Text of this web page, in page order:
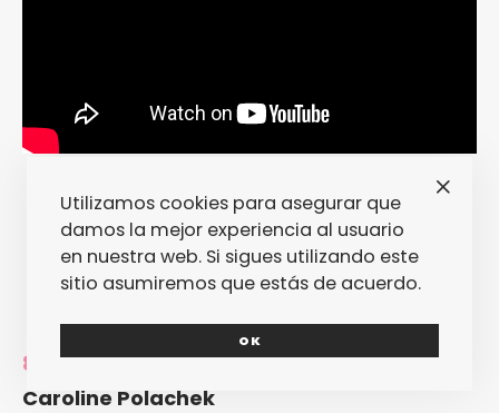
8. So Hot You’re Hurting My Feelings«, de
Caroline Polachek
Utilizamos cookies para asegurar que
damos la mejor experiencia al usuario
en nuestra web. Si sigues utilizando este
sitio asumiremos que estás de acuerdo.
OK